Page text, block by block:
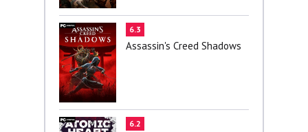
6.3
Assassin's Creed Shadows
6.2